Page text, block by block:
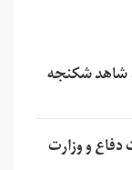
شاهد شکنجه
دفاع و وزارت